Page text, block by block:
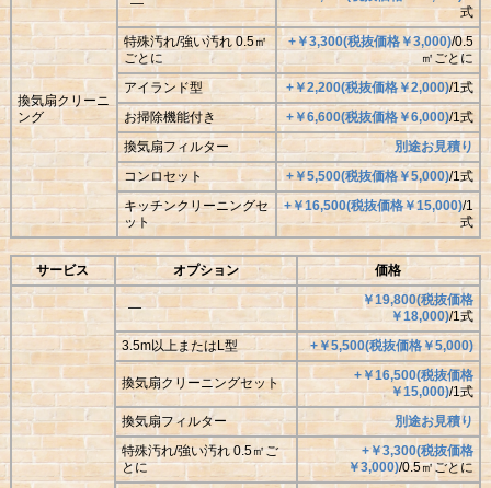
換気扇クリーニ
ング
―
式
特殊汚れ/強い汚れ 0.5㎡
ごとに
+￥3,300(税抜価格￥3,000)/0.5
㎡ごとに
アイランド型
+￥2,200(税抜価格￥2,000)/1式
お掃除機能付き
+￥6,600(税抜価格￥6,000)/1式
換気扇フィルター
別途お見積り
コンロセット
+￥5,500(税抜価格￥5,000)/1式
キッチンクリーニングセ
ット
+￥16,500(税抜価格￥15,000)/1
式
サービス オプション 価格
―
￥19,800(税抜価格
￥18,000)/1式
3.5m以上またはL型
+￥5,500(税抜価格￥5,000)
換気扇クリーニングセット
+￥16,500(税抜価格
￥15,000)/1式
換気扇フィルター
別途お見積り
特殊汚れ/強い汚れ 0.5㎡ご
とに
+￥3,300(税抜価格
￥3,000)/0.5㎡ごとに